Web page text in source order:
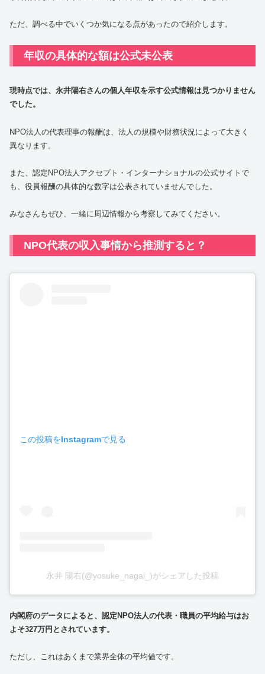
ただ、調べる中でいくつか気になる点があったので紹介します。
年収の具体的な額は公式未公表
現時点では、永井陽右さんの個人年収を示す公式情報は見つかりません
でした。
NPO法人の代表理事の報酬は、法人の規模や財務状況によって大きく
異なります。
また、認定NPO法人アクセプト・インターナショナルの公式サイトで
も、役員報酬の具体的な数字は公表されていませんでした。
みなさんもぜひ、一緒に周辺情報から考察してみてください。
NPO代表の収入事情から推測すると？
この投稿をInstagramで見る
永井 陽右(@yosuke_nagai_)がシェアした投稿
内閣府のデータによると、認定NPO法人の代表・職員の平均給与はお
よそ327万円とされています。
ただし、これはあくまで業界全体の平均値です。